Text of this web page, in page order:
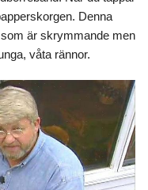
Denna
är skrymmande men
våta rännor.